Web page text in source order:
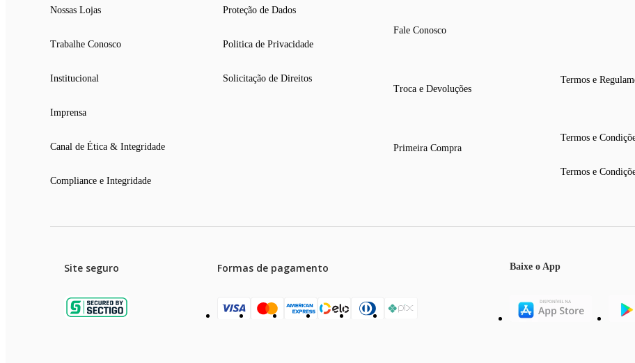
Nossas Lojas
Trabalhe Conosco
Institucional
Imprensa
Canal de Ética & Integridade
Compliance e Integridade
Proteção de Dados
Politica de Privacidade
Solicitação de Direitos
Fale Conosco
Troca e Devoluções
Primeira Compra
Termos e
Termos e
Termos e
Site seguro Formas de pagamento Baixe o App